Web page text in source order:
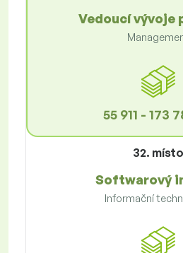
Vedoucí vývoje
55 911 - 173
32. místo
Softwarový
Informační